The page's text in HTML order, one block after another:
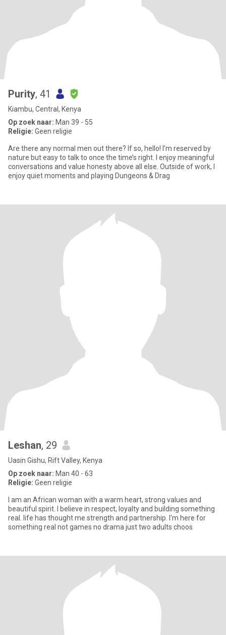
Purity, 41
Kiambu, Central, Kenya
Op zoek naar: Man 39 - 55
Religie: Geen religie
Are there any normal men out there? If so, hello! I’m reserved by
nature but easy to talk to once the time’s right. I enjoy meaningful
conversations and value honesty above all else. Outside of work, I
enjoy quiet moments and playing Dungeons & Drag
Leshan, 29
Uasin Gishu, Rift Valley, Kenya
Op zoek naar: Man 40 - 63
Religie: Geen religie
I am an African woman with a warm heart, strong values and
beautiful spirit. I believe in respect, loyalty and building something
real. life has thought me strength and partnership. I'm here for
something real not games no drama just two adults choos